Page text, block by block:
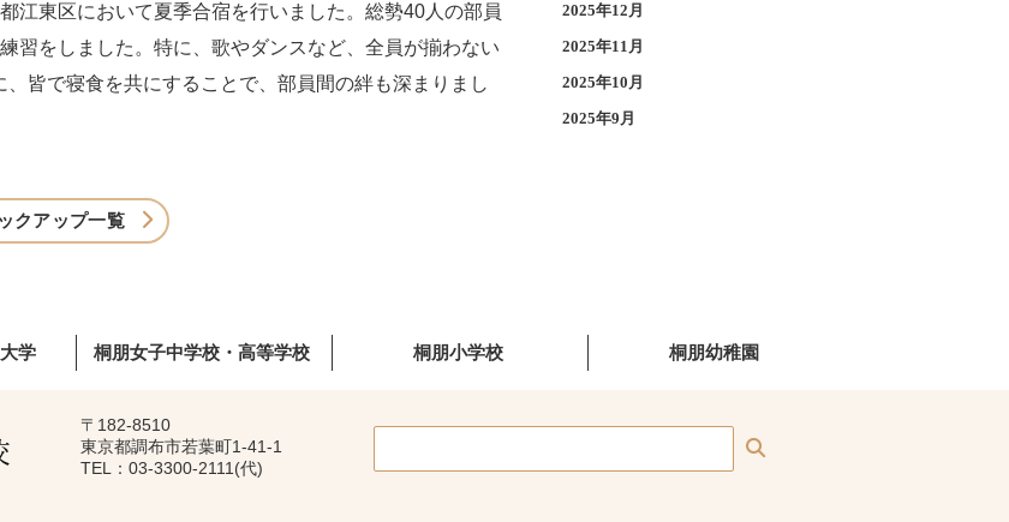
江東区において夏季合宿を行いました。総勢40人の部員
習をしました。特に、歌やダンスなど、全員が揃わない
皆で寝食を共にすることで、部員間の絆も深まりまし
クアップ一覧
2025年12月
2025年11月
2025年10月
2025年9月
学 桐朋女子中学校・高等学校 桐朋小学校 桐朋幼稚園
〒182-8510
東京都調布市若葉町1-41-1
TEL：03-3300-2111(代)